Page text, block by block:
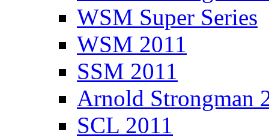
WSM Super Series
WSM 2011
SSM 2011
Arnold Strongman
SCL 2011